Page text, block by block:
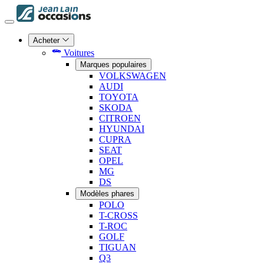
Acheter
Voitures
Marques populaires
VOLKSWAGEN
AUDI
TOYOTA
SKODA
CITROEN
HYUNDAI
CUPRA
SEAT
OPEL
MG
DS
Modèles phares
POLO
T-CROSS
T-ROC
GOLF
TIGUAN
Q3